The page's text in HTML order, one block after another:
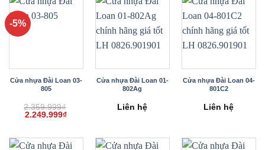
-5%
Cửa nhựa Đài Loan 03-
805
2.359.999₫
Giá
2.359.999₫.
2.249.999₫Giá
là:
2.249.999₫.
Cửa nhựa Đài Loan 01-
802Ag
Liên hệ
Cửa nhựa Đài Loan 04-
801C2
Liên hệ